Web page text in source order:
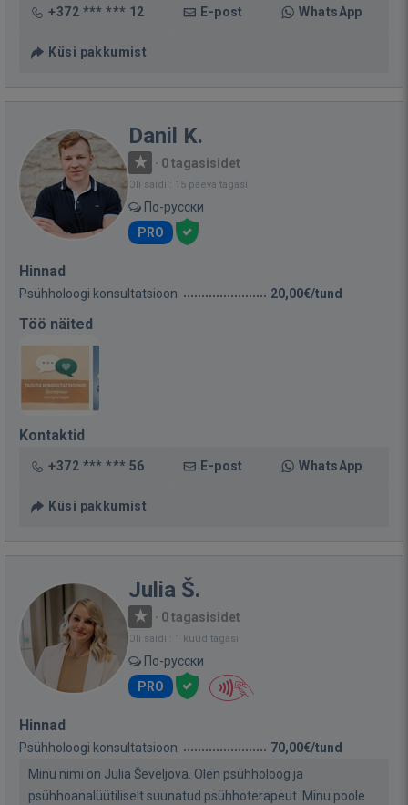
+372 *** *** 12 E-post WhatsApp
Küsi pakkumist
Danil K.
· 0 tagasisidet
Oli saidil: 15 päeva tagasi
По-русски
PRO
Hinnad
Psühholoogi konsultatsioon 20,00€/tund
Töö näited
Kontaktid
+372 *** *** 56 E-post WhatsApp
Küsi pakkumist
Julia Š.
· 0 tagasisidet
Oli saidil: 1 kuud tagasi
По-русски
PRO
Hinnad
Psühholoogi konsultatsioon
70,00€/tund
Minu nimi on Julia Ševeljova. Olen psühholoog ja
psühhoanalüütiliselt suunatud psühhoterapeut. Minu poole